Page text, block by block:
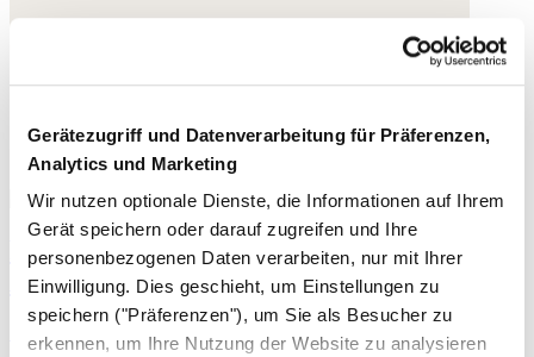
Gerätezugriff und Datenverarbeitung für Präferenzen,
Analytics und Marketing
Wir nutzen optionale Dienste, die Informationen auf Ihrem
Gerät speichern oder darauf zugreifen und Ihre
personenbezogenen Daten verarbeiten, nur mit Ihrer
Einwilligung. Dies geschieht, um Einstellungen zu
speichern ("Präferenzen"), um Sie als Besucher zu
erkennen, um Ihre Nutzung der Website zu analysieren
Reifohrringe mit Mond- und Sternen-
Anhänger
155,- €